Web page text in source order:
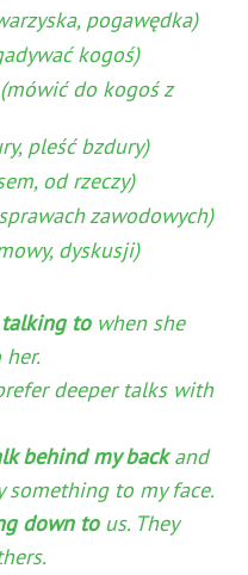
pogawędka)
kogoś)
(mówić do kogoś z
pleść bzdury)
od rzeczy)
zawodowych)
dyskusji)
towhen she
deeper talks with
behind my backand
something to my face.
down tous. They